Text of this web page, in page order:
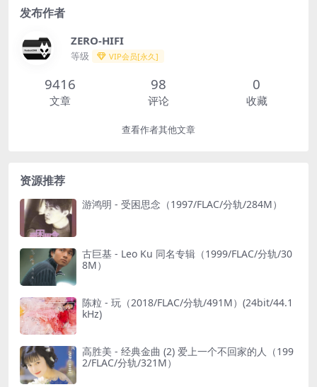
发布作者
ZERO-HIFI
等级 VIP会员[永久]
9416
文章
98
评论
0
收藏
查看作者其他文章
资源推荐
游鸿明 - 受困思念（1997/FLAC/分轨/284M）
古巨基 - Leo Ku 同名专辑（1999/FLAC/分轨/30
8M）
陈粒 - 玩（2018/FLAC/分轨/491M）(24bit/44.1
kHz)
高胜美 - 经典金曲 (2) 爱上一个不回家的人（199
2/FLAC/分轨/321M）